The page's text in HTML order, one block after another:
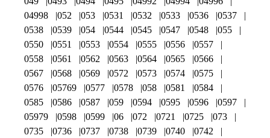
04998
052 053 0531 0532 0533 0536
0537
0538
0539 054 0544 0545 0547 0548
055
0550
0551 0553 0554 0555 0556
0557
0558
0561 0562 0563 0564 0565
0566
0567
0568 0569 0572 0573 0574
0575
0576
05769 0577 0578 058 0581
0584
0585
0586 0587 059 0594 0595 0596
0597
05979
0598 0599 06 072 0721 0725
073
0735
0736 0737 0738 0739 0740
0742